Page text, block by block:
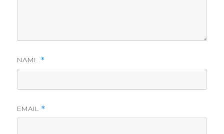
NAME *
EMAIL *